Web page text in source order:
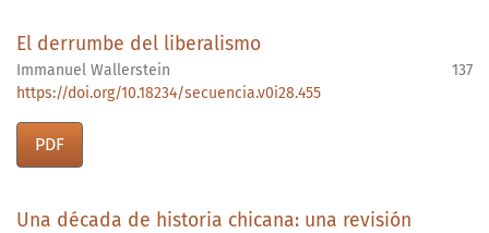
El derrumbe del liberalismo
Immanuel Wallerstein
137
https://doi.org/10.18234/secuencia.v0i28.455
PDF
Una década de historia chicana: una revisión